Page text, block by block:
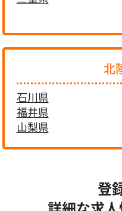
北
石川県
福井県
山梨県
登